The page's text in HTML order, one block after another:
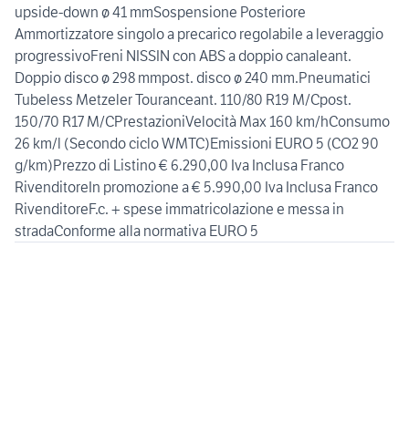
upside-down ø 41 mmSospensione Posteriore
Ammortizzatore singolo a precarico regolabile a leveraggio
progressivoFreni NISSIN con ABS a doppio canaleant.
Doppio disco ø 298 mmpost. disco ø 240 mm.Pneumatici
Tubeless Metzeler Touranceant. 110/80 R19 M/Cpost.
150/70 R17 M/CPrestazioniVelocità Max 160 km/hConsumo
26 km/l (Secondo ciclo WMTC)Emissioni EURO 5 (CO2 90
g/km)Prezzo di Listino € 6.290,00 Iva Inclusa Franco
RivenditoreIn promozione a € 5.990,00 Iva Inclusa Franco
RivenditoreF.c. + spese immatricolazione e messa in
stradaConforme alla normativa EURO 5